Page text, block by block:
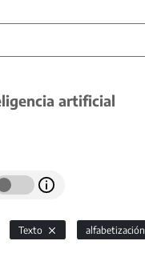
artificial
Texto alfabetización